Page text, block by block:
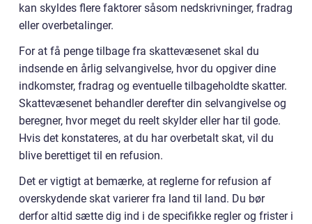
kan skyldes flere faktorer såsom nedskrivninger, fradrag
eller overbetalinger.
For at få penge tilbage fra skattevæsenet skal du
indsende en årlig selvangivelse, hvor du opgiver dine
indkomster, fradrag og eventuelle tilbageholdte skatter.
Skattevæsenet behandler derefter din selvangivelse og
beregner, hvor meget du reelt skylder eller har til gode.
Hvis det konstateres, at du har overbetalt skat, vil du
blive berettiget til en refusion.
Det er vigtigt at bemærke, at reglerne for refusion af
overskydende skat varierer fra land til land. Du bør
derfor altid sætte dig ind i de specifikke regler og frister i